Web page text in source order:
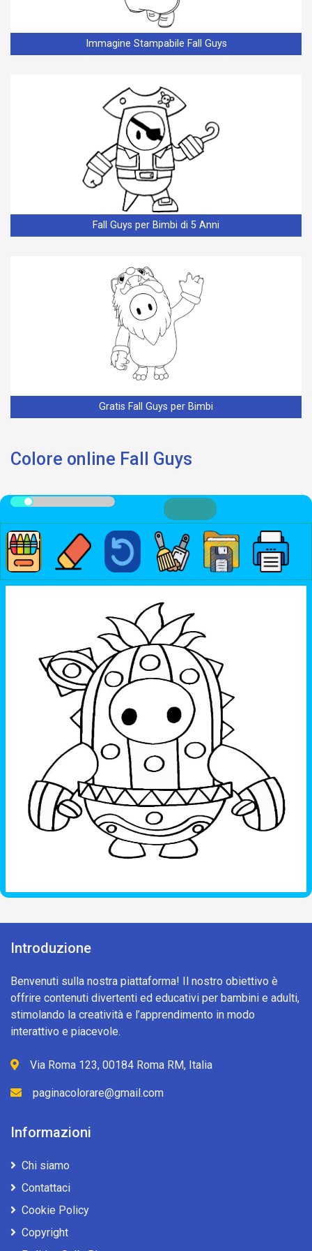
Immagine Stampabile Fall Guys
Fall Guys per Bimbi di 5 Anni
Gratis Fall Guys per Bimbi
Colore online Fall Guys
Introduzione
Benvenuti sulla nostra piattaforma! Il nostro obiettivo è
offrire contenuti divertenti ed educativi per bambini e adulti,
stimolando la creatività e l’apprendimento in modo
interattivo e piacevole.
Via Roma 123, 00184 Roma RM, Italia
paginacolorare@gmail.com
Informazioni
Chi siamo
Contattaci
Cookie Policy
Copyright